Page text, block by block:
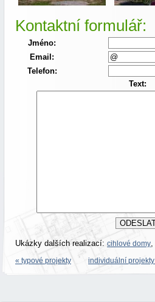
Kontaktní formulář:
Jméno:
Email:
Telefon:
Text:
Ukázky dalších realizací: cihlové domy
« typové projekty individuální